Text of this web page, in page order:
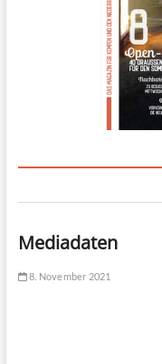
Mediadaten
8. November 2021